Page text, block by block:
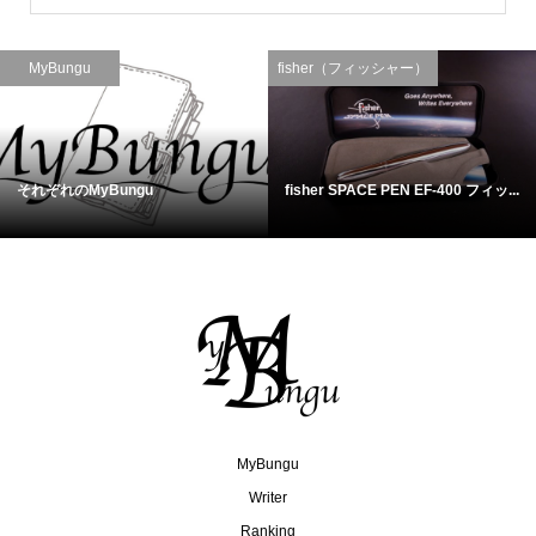
MyBungu
それぞれのMyBungu
fisher（フィッシャー）
fisher SPACE PEN EF-400 フィッ...
MyBungu
Writer
Ranking